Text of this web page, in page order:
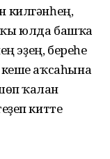
килгәнһең,
юлда башҡа
эҙең, береһе
кеше аҡсаһына
ҡалған
китте